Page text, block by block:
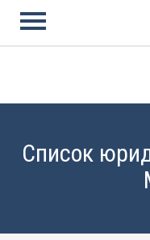
Юстион
Регистрация фирмы
Внесение
Готовые фирмы
Список